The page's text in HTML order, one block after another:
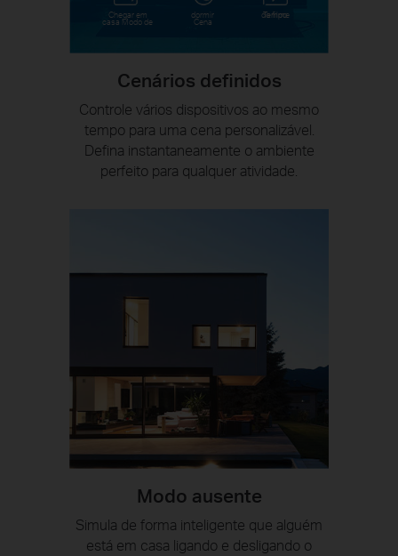
Chegar em
casa Modo de
dormir
Cena
Tempo
do filme
Cenários definidos
Controle vários dispositivos ao mesmo
tempo para uma cena personalizável.
Defina instantaneamente o ambiente
perfeito para qualquer atividade.
Modo ausente
Simula de forma inteligente que alguém
está em casa ligando e desligando o